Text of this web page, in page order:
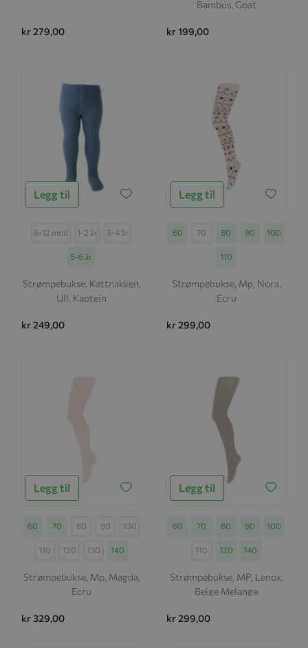
kr 279,00
Bambus, Goat
kr 199,00
Legg til
Størrelse
6-12 mnd 1-2 år 3-4 år
5-6 år
Strømpebukse, Kattnakken,
Ull, Kaptein
kr 249,00
Legg til
Størrelse
60 70 80 90 100
110
Strømpebukse, Mp, Nora,
Ecru
kr 299,00
Legg til
Størrelse
60 70 80 90 100
110 120 130 140
Strømpebukse, Mp, Magda,
Ecru
kr 329,00
Legg til
Størrelse
60 70 80 90 100
110 120 140
Strømpebukse, MP, Lenox,
Beige Melange
kr 299,00